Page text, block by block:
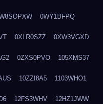
0WY1BFPQ
0XLR0SZZ 0XW3VGXD
0ZXS0PVO 105XMS37
10ZZI8A5 1103WHO1
12FS3WHV 12HZ1JWW